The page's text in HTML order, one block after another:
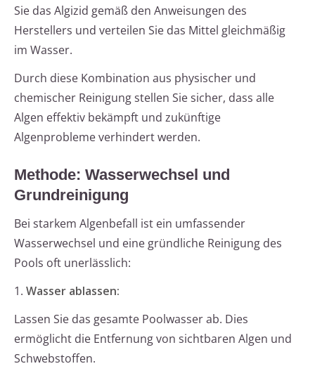
Sie das Algizid gemäß den Anweisungen des
Herstellers und verteilen Sie das Mittel gleichmäßig
im Wasser.
Durch diese Kombination aus physischer und
chemischer Reinigung stellen Sie sicher, dass alle
Algen effektiv bekämpft und zukünftige
Algenprobleme verhindert werden.
Methode: Wasserwechsel und
Grundreinigung
Bei starkem Algenbefall ist ein umfassender
Wasserwechsel und eine gründliche Reinigung des
Pools oft unerlässlich:
1. Wasser ablassen:
Lassen Sie das gesamte Poolwasser ab. Dies
ermöglicht die Entfernung von sichtbaren Algen und
Schwebstoffen.